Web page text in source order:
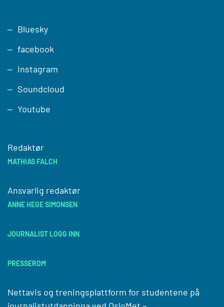
Footer
Bluesky
facebook
Instagram
Soundcloud
Youtube
Redaktør
MATHIAS FALCH
Ansvarlig redaktør
ANNE HEGE SIMONSEN
JOURNALIST LOGG INN
PRESSEROM
Nettavis og treningsplattform for studentene på